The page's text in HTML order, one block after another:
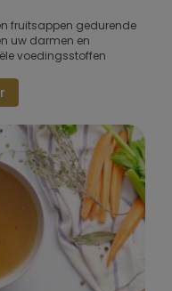
fruitsappen gedurende
uw darmen en
voedingsstoffen